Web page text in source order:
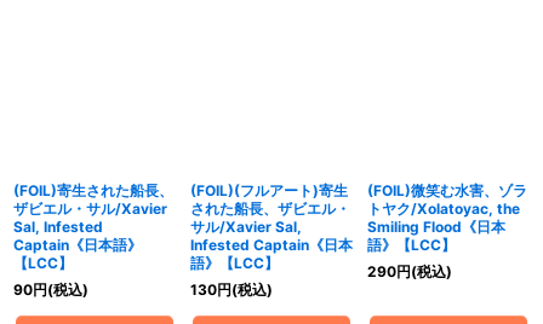
(FOIL)寄生された船長、
ザビエル・サル/Xavier
Sal, Infested
Captain《日本語》
【LCC】
90円(税込)
(FOIL)(フルアート)寄生
された船長、ザビエル・
サル/Xavier Sal,
Infested Captain《日本
語》【LCC】
130円(税込)
(FOIL)微笑む水害、ゾラ
トヤク/Xolatoyac, the
Smiling Flood《日本
語》【LCC】
290円(税込)